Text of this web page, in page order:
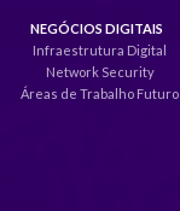
NEGÓCIOS DIGITAIS
Infraestrutura Digital
Network Security
Áreas de Trabalho Futuro